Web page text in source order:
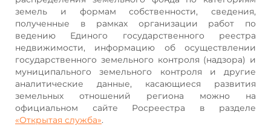
земель и формам собственности, сведения,
полученные в рамках организации работ по
ведению Единого государственного реестра
недвижимости, информацию об осуществлении
государственного земельного контроля (надзора) и
муниципального земельного контроля и другие
аналитические данные, касающиеся развития
земельных отношений региона можно на
официальном сайте Росреестра в разделе
«Открытая служба».